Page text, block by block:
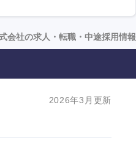
会社の求人・転職・中途採用情報
2026年3月更新